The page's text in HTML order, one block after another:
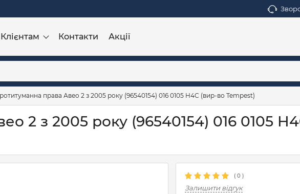
Клієнтам Контакти Акції
права Авео 2 з 2005 року (96540154) 016 0105 H4C (вир-во Tempest)
2 з 2005 року (96540154) 016 0105
( 0 )
Залишити відгук